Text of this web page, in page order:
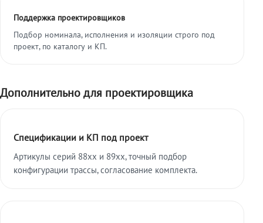
Поддержка проектировщиков
Подбор номинала, исполнения и изоляции строго под
проект, по каталогу и КП.
Дополнительно для проектировщика
Спецификации и КП под проект
Артикулы серий 88xx и 89xx, точный подбор
конфигурации трассы, согласование комплекта.